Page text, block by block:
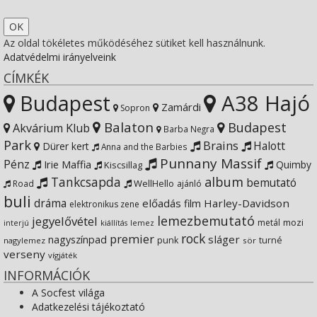
Twitter
on
Instagram
profile
on
YouTube
SocfestHun’s
profile
on
Google+
Az oldal tökéletes működéséhez sütiket kell használnunk.
Adatvédelmi irányelveink
CÍMKÉK
Budapest Sopron Zamárdi A38 Hajó
Akvárium Klub Balaton Barba Negra
Budapest
Park
Dürer kert Anna and the Barbies Brains
Halott
Pénz
Irie Maffia Kiscsillag Punnany Massif Quimby
Road Tankcsapda WellHello ajánló album bemutató
buli dráma elektronikus zene előadás film Harley-Davidson
interjú jegyelővétel kiállítás lemez lemezbemutató metál mozi
nagylemez nagyszínpad premier punk rock sláger sör turné
verseny vígjáték
INFORMÁCIÓK
A Socfest világa
Adatkezelési tájékoztató